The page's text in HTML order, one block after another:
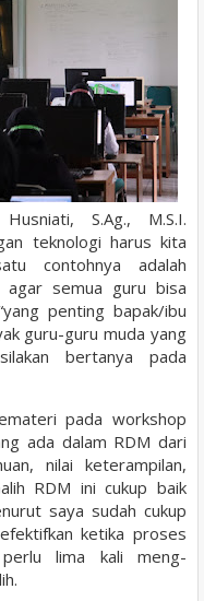
S.Ag., M.S.I.
teknologi harus kita
contohnya adalah
agar semua guru bisa
penting bapak/ibu
guru-guru muda yang
bertanya pada
pada workshop
ada dalam RDM dari
nilai keterampilan,
RDM ini cukup baik
saya sudah cukup
ketika proses
lima kali meng-